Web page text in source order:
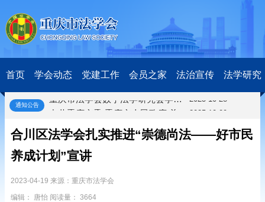
首页 学会动态 党建工作 会员之家 法治宣传 法学研究
通知公告
关于开展第十一届“全国杰出青年法学家”评选表彰活动的通知 2026-03-18
研究阐释党的二十届四中全会和中央全面依法治国工作会议精神专项课题立项公示公告 2026-02-28
关于研究阐释党的二十届四中全会和中央全面依法治国工作会议精神专项课题申报工作的通知 2025-12-07
第七届“中国—东盟法治论坛”11月20日至22日在渝举办 2025-11-18
2025-10-09
关于学习运用普法专栏节目《说法》的通知 2025-09-08
合川区法学会扎实推进“崇德尚法——好市民
养成计划”宣讲
2023-04-19 来源：重庆市法学会
编辑： 唐怡 阅读量： 3664